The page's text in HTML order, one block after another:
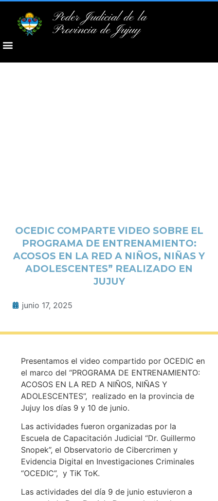
Poder Judicial de la
Provincia de Jujuy
OCEDIC COMPARTE VIDEO SOBRE EL
PROGRAMA DE ENTRENAMIENTO:
ACOSOS EN LA RED A NIÑOS, NIÑAS Y
ADOLESCENTES” REALIZADO EN
JUJUY
junio 17, 2025
Presentamos el video compartido por OCEDIC en
el marco del “PROGRAMA DE ENTRENAMIENTO:
ACOSOS EN LA RED A NIÑOS, NIÑAS Y
ADOLESCENTES”, realizado en la provincia de
Jujuy los días 9 y 10 de junio.
Las actividades fueron organizadas por la
Escuela de Capacitación Judicial “Dr. Guillermo
Snopek”, el Observatorio de Cibercrimen y
Evidencia Digital en Investigaciones Criminales
“OCEDIC”, y TiK ToK.
Las actividades del día 9 de junio estuvieron a